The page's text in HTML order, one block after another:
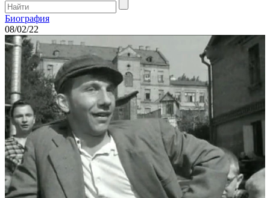
Биография
08/02/22